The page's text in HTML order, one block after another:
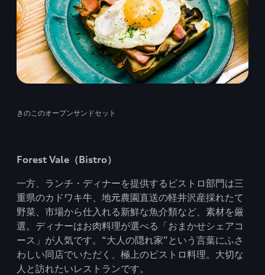
きのこのオープンサンドセット
Forest Vale（Bistro）
一方、ランチ・ディナーを提供するビストロ部門は三
重県のカドワキ牛、地元農園直送の軽井沢産採れたて
野菜、市場から仕入れる新鮮な魚介類など、素材を厳
選。ディナーはお肉料理が選べる「おまかせシェアコ
ース」が人気です。“大人の隠れ家”という言葉にふさ
わしい同店でいただく、極上のビストロ料理。大切な
人と訪れたいレストランです。